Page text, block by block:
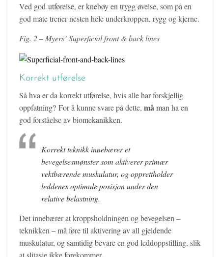
Ved god utførelse, er knebøy en trygg øvelse, som på en
god måte trener nesten hele underkroppen, rygg og kjerne.
Fig. 2 – Myers’ Superficial front & back lines
Korrekt utførelse
Så hva er da korrekt utførelse, hvis alle har forskjellig
oppfatning? For å kunne svare på dette, måman ha en
god forståelse av biomekanikken.
Korrekt teknikk innebærer et
bevegelsesmønster som aktiverer primær
vektbærende muskulatur, og opprettholder
leddenes optimale posisjon under den
relative belastning.
Det innebærer at kroppsholdningen og bevegelsen –
teknikken – må føre til aktivering av all gjeldende
muskulatur, og samtidig bevare en god leddoppstilling, slik
at slitasje ikke forekommer.